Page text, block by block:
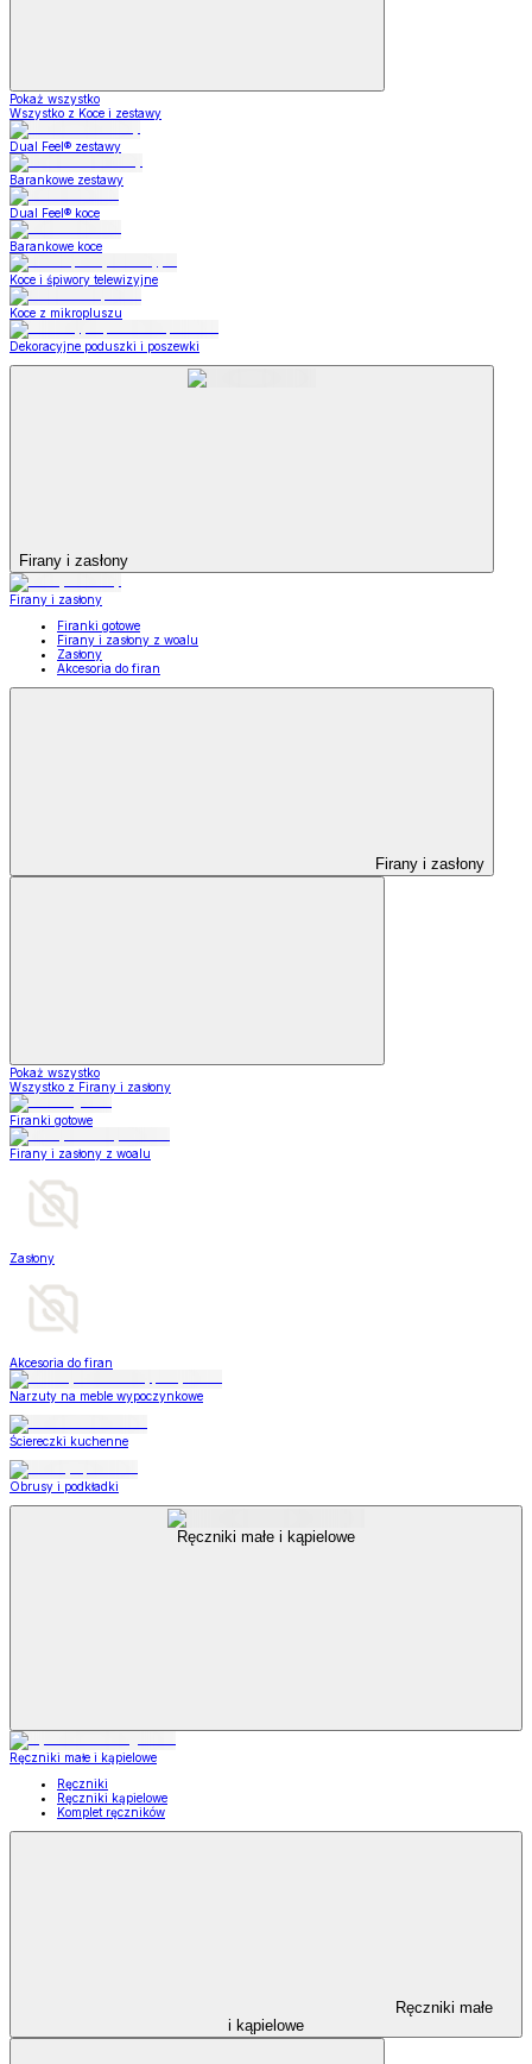
Pokaż wszystko
Wszystko z Koce i zestawy
Dual Feel® zestawy
Barankowe zestawy
Dual Feel® koce
Barankowe koce
Koce i śpiwory telewizyjne
Koce z mikropluszu
Dekoracyjne poduszki i poszewki
Firany i zasłony
Firany i zasłony
Firanki gotowe
Firany i zasłony z woalu
Zasłony
Akcesoria do firan
Firany i zasłony
Pokaż wszystko
Wszystko z Firany i zasłony
Firanki gotowe
Firany i zasłony z woalu
Zasłony
Akcesoria do firan
Narzuty na meble wypoczynkowe
Ściereczki kuchenne
Obrusy i podkładki
Ręczniki małe i kąpielowe
Ręczniki małe i kąpielowe
Ręczniki
Ręczniki kąpielowe
Komplet ręczników
Ręczniki małe
i kąpielowe